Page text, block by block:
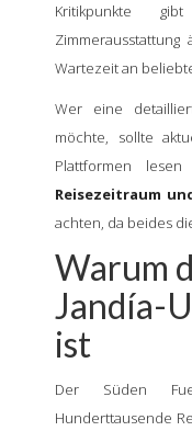
Kritikpunkte
Wartezeit an
Wer eine
möchte, sollte
Plattformen
Reisezeitraum
achten, da beides
Warum
Jandía-
ist
Der Süden
Hunderttausende